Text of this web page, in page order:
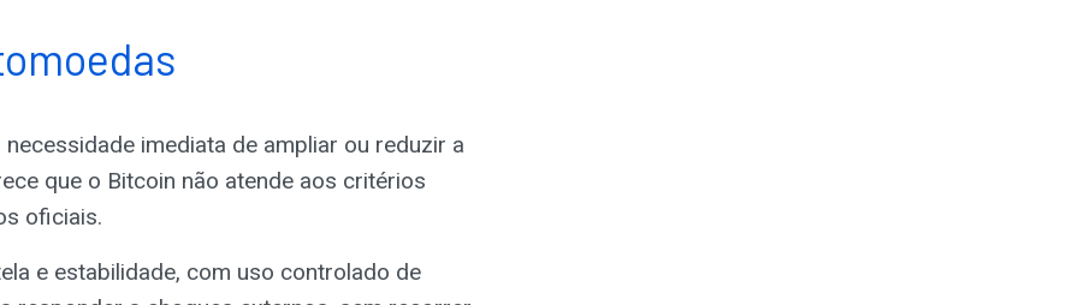
imediata de ampliar ou reduzir a
que o Bitcoin não atende aos critérios
oficiais.
e estabilidade, com uso controlado de